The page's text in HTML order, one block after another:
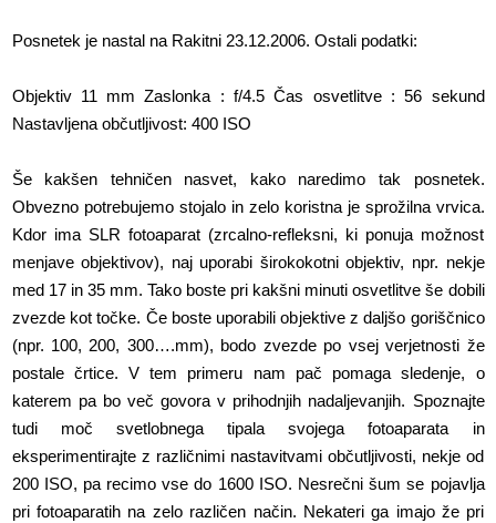
Posnetek je nastal na Rakitni 23.12.2006. Ostali podatki:
Objektiv 11 mm Zaslonka : f/4.5 Čas osvetlitve : 56 sekund
Nastavljena občutljivost: 400 ISO
Še kakšen tehničen nasvet, kako naredimo tak posnetek.
Obvezno potrebujemo stojalo in zelo koristna je sprožilna vrvica.
Kdor ima SLR fotoaparat (zrcalno-refleksni, ki ponuja možnost
menjave objektivov), naj uporabi širokokotni objektiv, npr. nekje
med 17 in 35 mm. Tako boste pri kakšni minuti osvetlitve še dobili
zvezde kot točke. Če boste uporabili objektive z daljšo goriščnico
(npr. 100, 200, 300….mm), bodo zvezde po vsej verjetnosti že
postale črtice. V tem primeru nam pač pomaga sledenje, o
katerem pa bo več govora v prihodnjih nadaljevanjih. Spoznajte
tudi moč svetlobnega tipala svojega fotoaparata in
eksperimentirajte z različnimi nastavitvami občutljivosti, nekje od
200 ISO, pa recimo vse do 1600 ISO. Nesrečni šum se pojavlja
pri fotoaparatih na zelo različen način. Nekateri ga imajo že pri